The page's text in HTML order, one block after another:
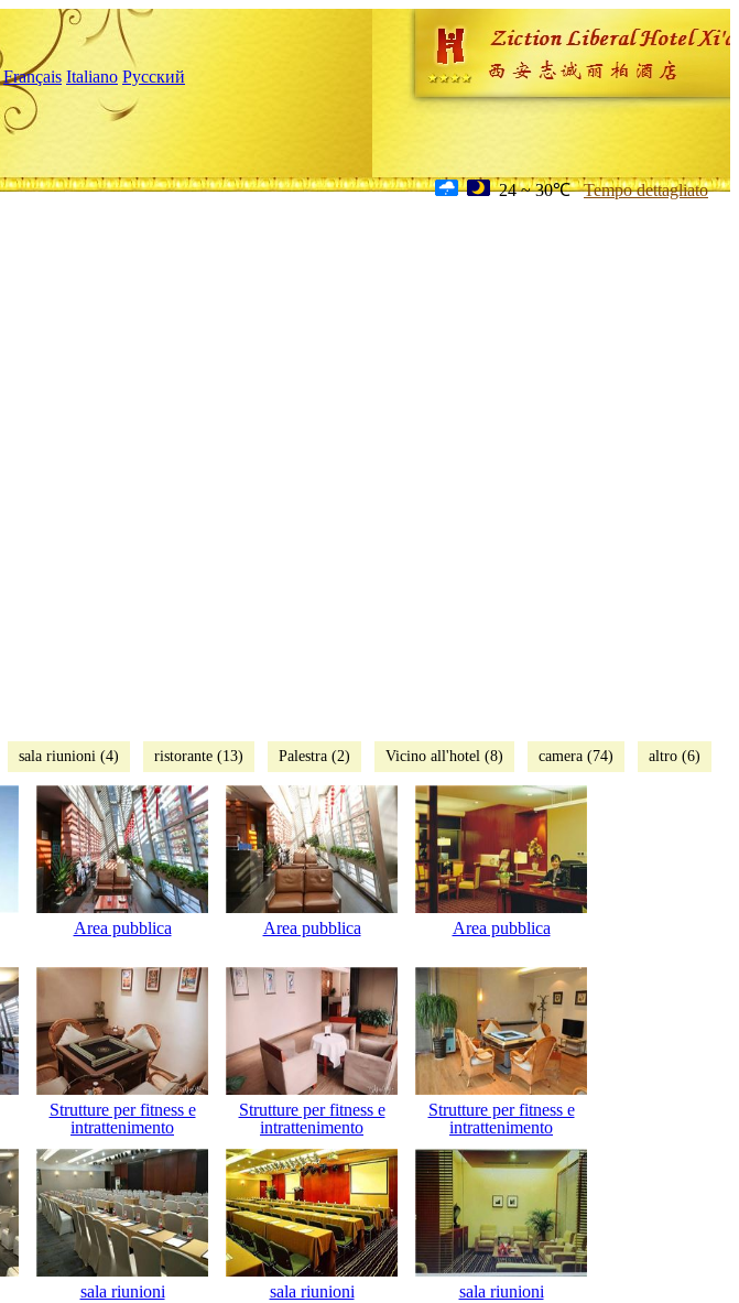
Français Italiano Русский
24 ~ 30℃ Tempo dettagliato
sala riunioni (4) ristorante (13) Palestra (2) Vicino all'hotel (8) camera (74) altro (6)
Area pubblica Area pubblica Area pubblica
Strutture per fitness e
intrattenimento
Strutture per fitness e
intrattenimento
Strutture per fitness e
intrattenimento
sala riunioni sala riunioni sala riunioni